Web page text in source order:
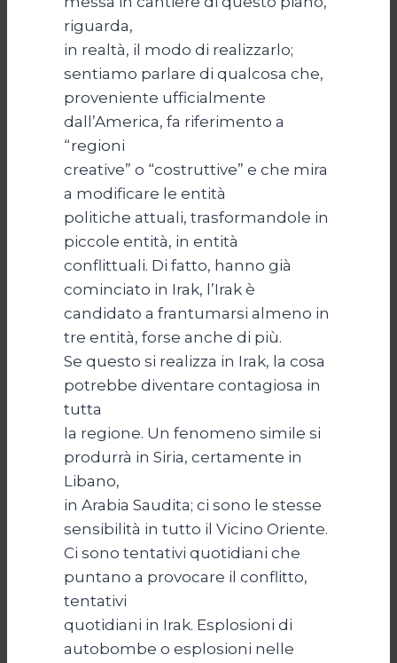
riguarda,
in realtà, il modo di realizzarlo;
sentiamo parlare di qualcosa che,
proveniente ufficialmente
dall’America, fa riferimento a
“regioni
creative” o “costruttive” e che mira
a modificare le entità
politiche attuali, trasformandole in
piccole entità, in entità
conflittuali. Di fatto, hanno già
cominciato in Irak, l’Irak è
candidato a frantumarsi almeno in
tre entità, forse anche di più.
Se questo si realizza in Irak, la cosa
potrebbe diventare contagiosa in
tutta
la regione. Un fenomeno simile si
produrrà in Siria, certamente in
Libano,
in Arabia Saudita; ci sono le stesse
sensibilità in tutto il Vicino Oriente.
Ci sono tentativi quotidiani che
puntano a provocare il conflitto,
tentativi
quotidiani in Irak. Esplosioni di
autobombe o esplosioni nelle